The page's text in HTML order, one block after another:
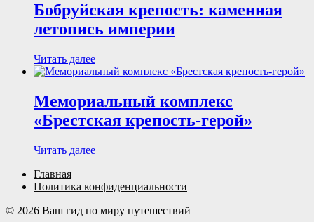
Бобруйская крепость: каменная
летопись империи
Читать далее
Мемориальный комплекс
«Брестская крепость-герой»
Читать далее
Главная
Политика конфиденциальности
© 2026 Ваш гид по миру путешествий